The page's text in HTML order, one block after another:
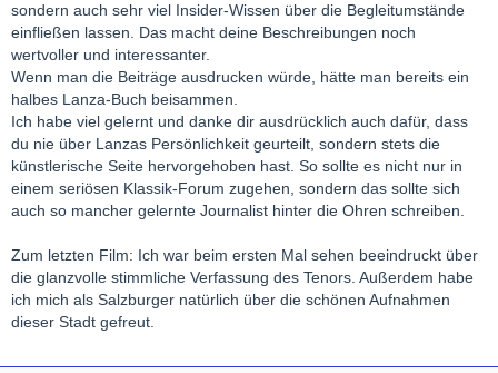
sondern auch sehr viel Insider-Wissen über die Begleitumstände
einfließen lassen. Das macht deine Beschreibungen noch
wertvoller und interessanter.
Wenn man die Beiträge ausdrucken würde, hätte man bereits ein
halbes Lanza-Buch beisammen.
Ich habe viel gelernt und danke dir ausdrücklich auch dafür, dass
du nie über Lanzas Persönlichkeit geurteilt, sondern stets die
künstlerische Seite hervorgehoben hast. So sollte es nicht nur in
einem seriösen Klassik-Forum zugehen, sondern das sollte sich
auch so mancher gelernte Journalist hinter die Ohren schreiben.
Zum letzten Film: Ich war beim ersten Mal sehen beeindruckt über
die glanzvolle stimmliche Verfassung des Tenors. Außerdem habe
ich mich als Salzburger natürlich über die schönen Aufnahmen
dieser Stadt gefreut.